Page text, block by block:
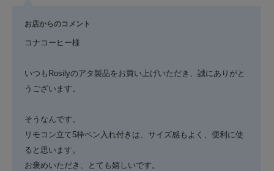
お店からのコメント
コナコーヒー様
いつもRosilyのアタ製品をお買い上げいただき、誠にありがと
うございます。
そうなんです。
リモコン立て5枠ペン入れ付きは、サイズ感もよく、便利に使
ると思います。
お褒めいただき、とても嬉しいです。